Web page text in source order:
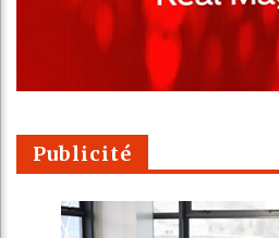
Publicité